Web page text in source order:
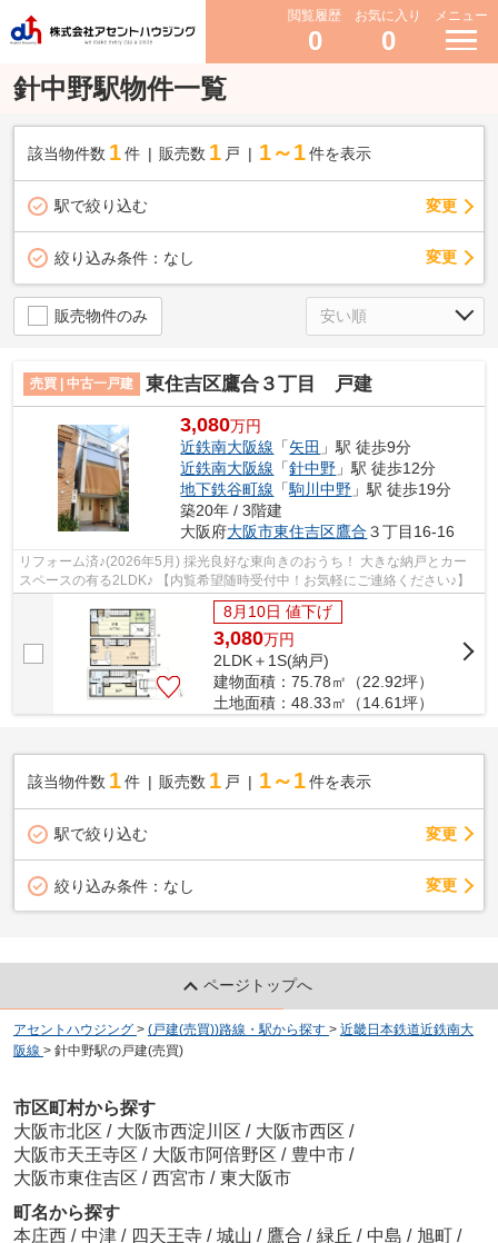
閲覧履歴
0
お気に入り
0
メニュー
針中野駅物件一覧
該当物件数 1件 販売数 1 戸 1～1 件を表示
駅で絞り込む 変更
絞り込み条件： なし 変更
販売物件のみ
売買 | 中古一戸建 東住吉区鷹合３丁目 戸建
3,080万円
近鉄南大阪線 「矢田 」駅 徒歩9分
近鉄南大阪線 「針中野 」駅 徒歩12分
地下鉄谷町線 「駒川中野 」駅 徒歩19分
築20年 / 3階建
大阪府大阪市東住吉区鷹合 ３丁目16-16
リフォーム済♪(2026年5月) 採光良好な東向きのおうち！ 大きな納戸とカー
スペースの有る2LDK♪ 【内覧希望随時受付中！お気軽にご連絡ください♪】
8月10日 値下げ
3,080万円
2LDK＋1S(納戸)
建物面積：75.78㎡（22.92坪）
土地面積：48.33㎡（14.61坪）
該当物件数 1件 販売数 1 戸 1～1 件を表示
駅で絞り込む 変更
絞り込み条件： なし 変更
ページトップへ
アセントハウジング > (戸建(売買))路線・駅から探す > 近畿日本鉄道近鉄南大
阪線 > 針中野駅の戸建(売買)
市区町村から探す
大阪市北区 / 大阪市西淀川区 / 大阪市西区 /
大阪市天王寺区 / 大阪市阿倍野区 / 豊中市 /
大阪市東住吉区 / 西宮市 / 東大阪市
町名から探す
本庄西 / 中津 / 四天王寺 / 城山 / 鷹合 / 緑丘 / 中島 / 旭町 /